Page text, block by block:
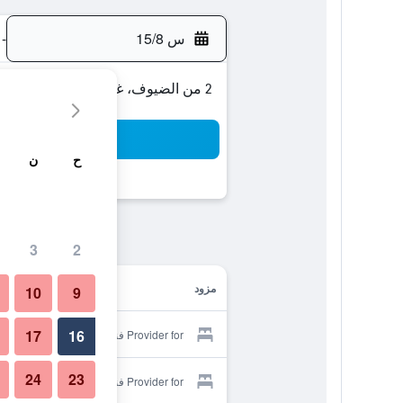
س 15/8 -
2 من الضيوف، غرفة واحدة
مزود
Provider for فندق بوكوفيل
Provider for فندق بوكوفيل
ح ن
2
3
9
10
16
17
23
24